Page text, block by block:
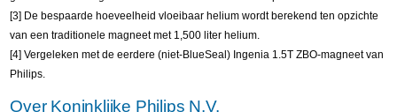
[3] De bespaarde hoeveelheid vloeibaar helium wordt berekend ten opzichte
van een traditionele magneet met 1,500 liter helium.
[4] Vergeleken met de eerdere (niet-BlueSeal) Ingenia 1.5T ZBO-magneet van
Philips.
Over Koninklijke Philips N.V.